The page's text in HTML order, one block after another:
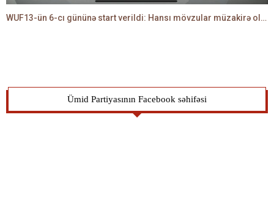
WUF13-ün 6-cı gününə start verildi: Hansı mövzular müzakirə olunacaq? -TALEH ƏLİYEV danışır
Ümid Partiyasının Facebook səhifəsi